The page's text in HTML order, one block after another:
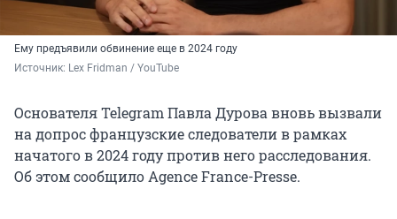
Ему предъявили обвинение еще в 2024 году
Источник: Lex Fridman / YouTube
Основателя Telegram Павла Дурова вновь вызвали
на допрос французские следователи в рамках
начатого в 2024 году против него расследования.
Об этом сообщило Agence France-Presse.